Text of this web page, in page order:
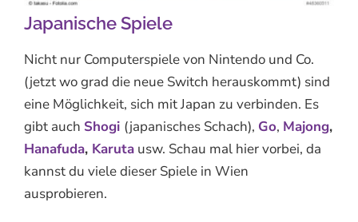
Japanische Spiele
Nicht nur Computerspiele von Nintendo und Co.
(jetzt wo grad die neue Switch herauskommt) sind
eine Möglichkeit, sich mit Japan zu verbinden. Es
gibt auch Shogi (japanisches Schach), Go, Majong,
Hanafuda, Karuta usw. Schau mal hier vorbei, da
kannst du viele dieser Spiele in Wien
ausprobieren.